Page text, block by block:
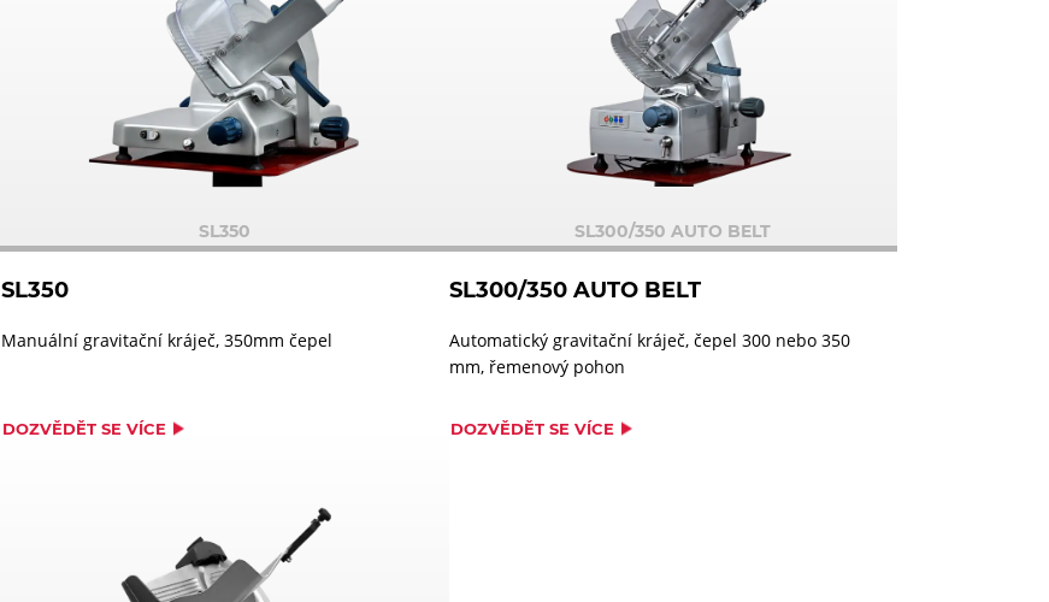
SL350
SL350
Manuální gravitační kráječ, 350mm čepel
DOZVĚDĚT SE VÍCE
SL300/350 AUTO BELT
SL300/350 AUTO BELT
Automatický gravitační kráječ, čepel 300 nebo 350
mm, řemenový pohon
DOZVĚDĚT SE VÍCE